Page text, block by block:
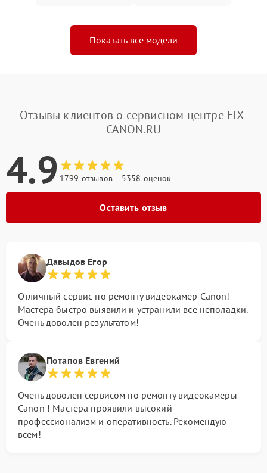
Показать все модели
Отзывы клиентов о сервисном центре FIX-
CANON.RU
4.9 1799 отзывов 5358 оценок
Оставить отзыв
Давыдов Егор
Отличный сервис по ремонту видеокамер Canon!
Мастера быстро выявили и устранили все неполадки.
Очень доволен результатом!
Потапов Евгений
Очень доволен сервисом по ремонту видеокамеры
Canon ! Мастера проявили высокий
профессионализм и оперативность. Рекомендую
всем!